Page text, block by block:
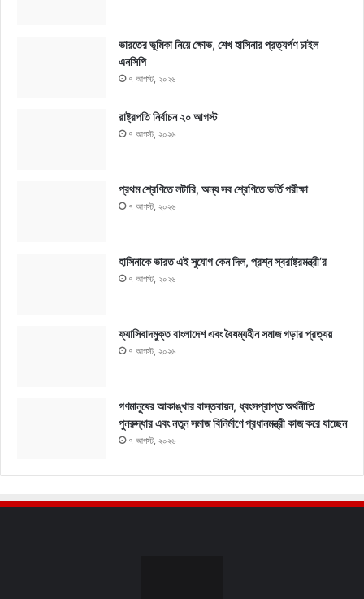
ভারতের ভূমিকা নিয়ে ক্ষোভ, শেখ হাসিনার প্রত্যর্পণ চাইল
এনসিপি
৭ আগস্ট, ২০২৬
রাষ্ট্রপতি নির্বাচন ২০ আগস্ট
৭ আগস্ট, ২০২৬
প্রথম শ্রেণিতে লটারি, অন্য সব শ্রেণিতে ভর্তি পরীক্ষা
৭ আগস্ট, ২০২৬
হাসিনাকে ভারত এই সুযোগ কেন দিল, প্রশ্ন স্বরাষ্ট্রমন্ত্রী’র
৭ আগস্ট, ২০২৬
ফ্যাসিবাদমুক্ত বাংলাদেশ এবং বৈষম্যহীন সমাজ গড়ার প্রত্যয়
৭ আগস্ট, ২০২৬
গণমানুষের আকাঙ্খার বাস্তবায়ন, ধ্বংসপ্রাপ্ত অর্থনীতি
পুনরুদ্ধার এবং নতুন সমাজ বিনির্মাণে প্রধানমন্ত্রী কাজ করে যাচ্ছেন
৭ আগস্ট, ২০২৬